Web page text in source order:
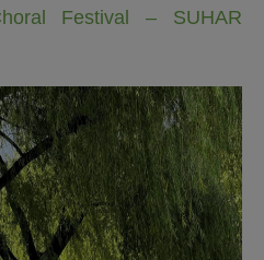
Festival – SUHAR